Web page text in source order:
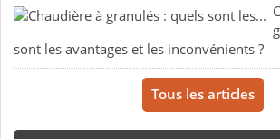
sont les avantages et les inconvénients ?
Tous les articles